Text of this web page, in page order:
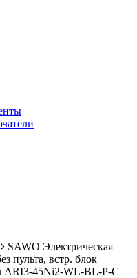
SAWO Электрическая
пульта, встр. блок
ARI3-45Ni2-WL-BL-P-C